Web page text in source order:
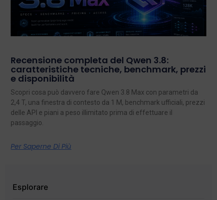
Recensione completa del Qwen 3.8:
caratteristiche tecniche, benchmark, prezzi
e disponibilità
Scopri cosa può davvero fare Qwen 3.8 Max con parametri da
2,4 T, una finestra di contesto da 1 M, benchmark ufficiali, prezzi
delle API e piani a peso illimitato prima di effettuare il
passaggio.
Per Saperne Di Più
Esplorare